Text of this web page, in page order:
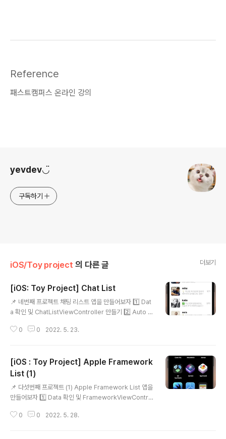
Reference
패스트캠퍼스 온라인 강의
yevdev◡̈
구독하기
iOS/Toy project 의 다른 글 더보기
[iOS: Toy Project] Chat List
📌 네번째 프로젝트 채팅 리스트 앱을 만들어보자 1️⃣ Dat
a 확인 및 ChatListViewController 만들기 2️⃣ Auto L
ollectionViewCell.swift import UIKit class ChatLi
utlet weak var nameLabel: UILabel! @IBOutlet w
eak var chatLabel: UILabel! @IBOutlet weak var
dateLabel: UILabel! // Chat.swift 파일에 있..
0 0 2022. 5. 23.
[iOS : Toy Project] Apple Framework
List (1)
📌 다섯번째 프로젝트 (1) Apple Framework List 앱을
만들어보자 1️⃣ Data 확인 및 FrameworkViewContro
공해준 데이터들을 사용 - "FrameworkViewControll
0 0 2022. 5. 28.